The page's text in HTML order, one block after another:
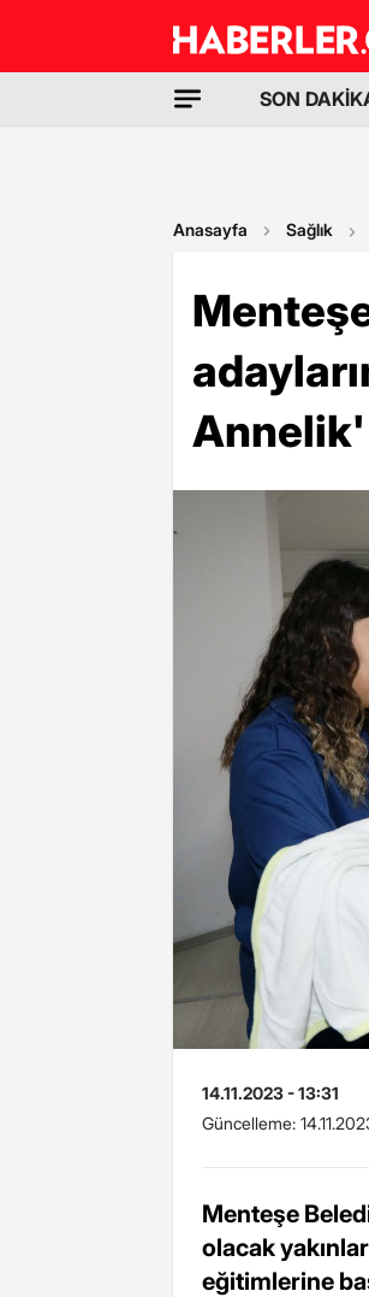
SON
Anasayfa Sağlık
14.11.2023 - 13:31
Güncelleme:
Menteşe
olacak
eğitimlerine